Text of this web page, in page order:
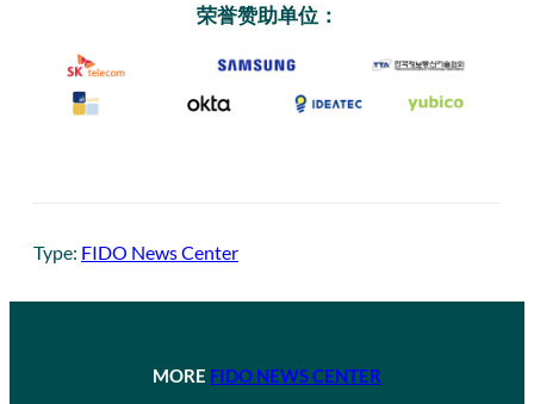
荣誉赞助单位：
Type: FIDO News Center
MORE FIDO NEWS CENTER